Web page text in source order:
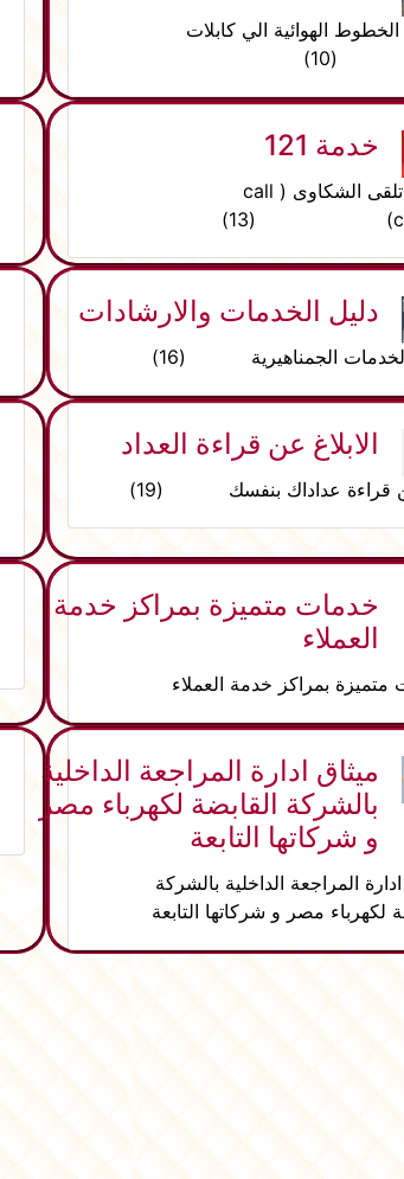
الهوائية الي كابلات
(10)
خدمة 121
مركز تلقى الشكاوى ( call
دليل الخدمات والارشادات
الجمناهيرية (16)
الابلاغ عن قراءة العداد
قراءة عداداك بنفسك (19)
خدمات متميزة بمراكز خدمة
العملاء
متميزة بمراكز خدمة العملاء
ميثاق ادارة المراجعة الداخلية
بالشركة القابضة لكهرباء مصر
و شركاتها التابعة
المراجعة الداخلية بالشركة
لكهرباء مصر و شركاتها التابعة